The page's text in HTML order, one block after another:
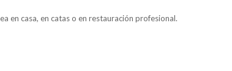
en casa, en catas o en restauración profesional.